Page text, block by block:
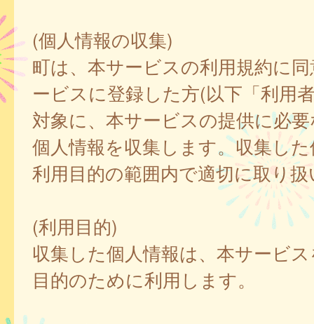
(個人情報の収集)
町は、本サービスの利用規約に
ービスに登録した方(以下「利用
対象に、本サービスの提供に必
個人情報を収集します。収集し
利用目的の範囲内で適切に取り
(利用目的)
収集した個人情報は、本サービ
目的のために利用します。